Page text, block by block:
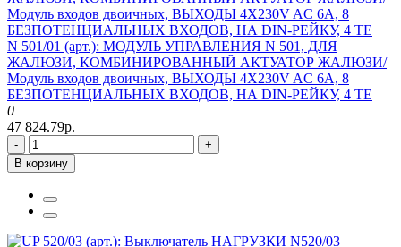
N 501/01 (арт.): МОДУЛЬ УПРАВЛЕНИЯ N 501, ДЛЯ
ЖАЛЮЗИ, КОМБИНИРОВАННЫЙ АКТУАТОР ЖАЛЮЗИ/
Модуль входов двоичных, ВЫХОДЫ 4Х230V AC 6A, 8
БЕЗПОТЕНЦИАЛЬНЫХ ВХОДОВ, НА DIN-РЕЙКУ, 4 ТЕ
0
47 824.79р.
-
+
В корзину